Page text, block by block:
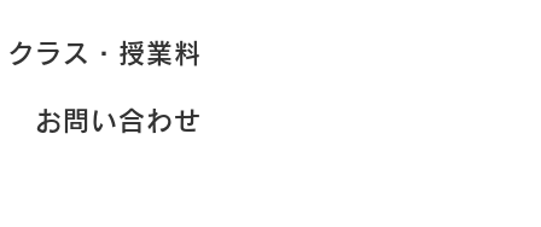
クラス・授業料
お問い合わせ